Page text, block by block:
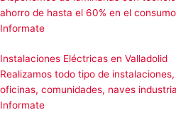
ahorro de hasta el 60% en el
Informate
Instalaciones Eléctricas en Valladolid
Realizamos todo tipo de
oficinas, comunidades, naves
Informate